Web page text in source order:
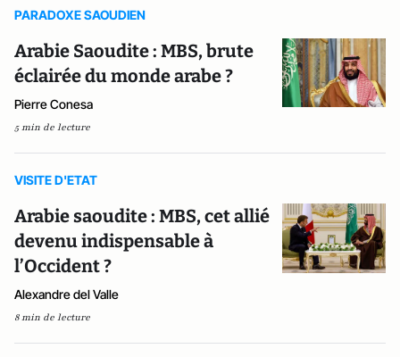
PARADOXE SAOUDIEN
Arabie Saoudite : MBS, brute
éclairée du monde arabe ?
Pierre Conesa
5 min de lecture
VISITE D'ETAT
Arabie saoudite : MBS, cet allié
devenu indispensable à
l’Occident ?
Alexandre del Valle
8 min de lecture